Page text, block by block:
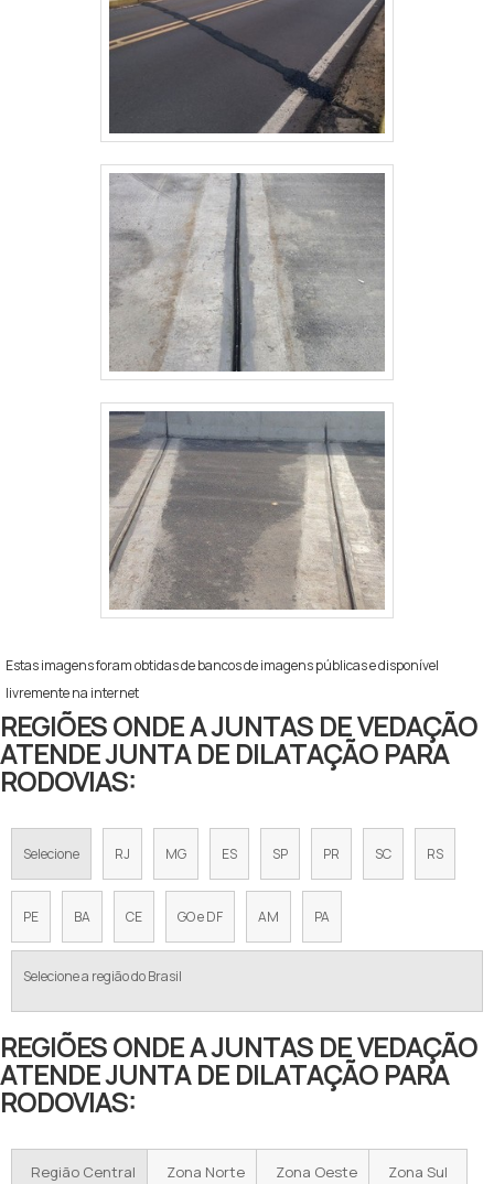
Estas imagens foram obtidas de bancos de imagens públicas e disponível
livremente na internet
REGIÕES ONDE A JUNTAS DE VEDAÇÃO
ATENDE JUNTA DE DILATAÇÃO PARA
RODOVIAS:
Selecione RJ MG ES SP PR SC RS
PE BA CE GO e DF AM PA
Selecione a região do Brasil
REGIÕES ONDE A JUNTAS DE VEDAÇÃO
ATENDE JUNTA DE DILATAÇÃO PARA
RODOVIAS:
Região Central Zona Norte Zona Oeste Zona Sul